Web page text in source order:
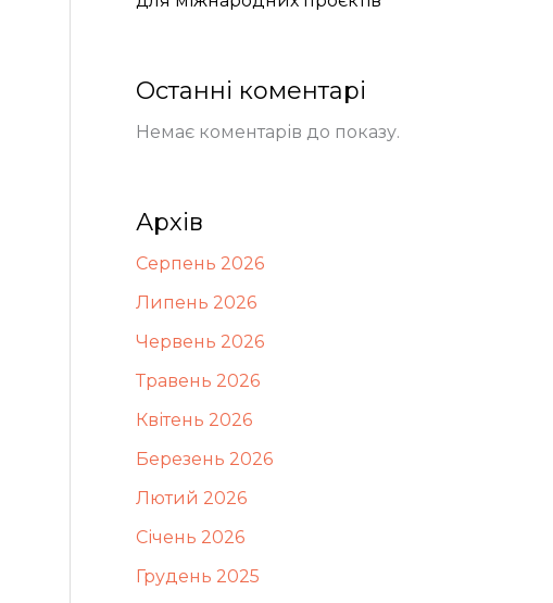
Останні коментарі
Немає коментарів до показу.
Архів
Серпень 2026
Липень 2026
Червень 2026
Травень 2026
Квітень 2026
Березень 2026
Лютий 2026
Січень 2026
Грудень 2025